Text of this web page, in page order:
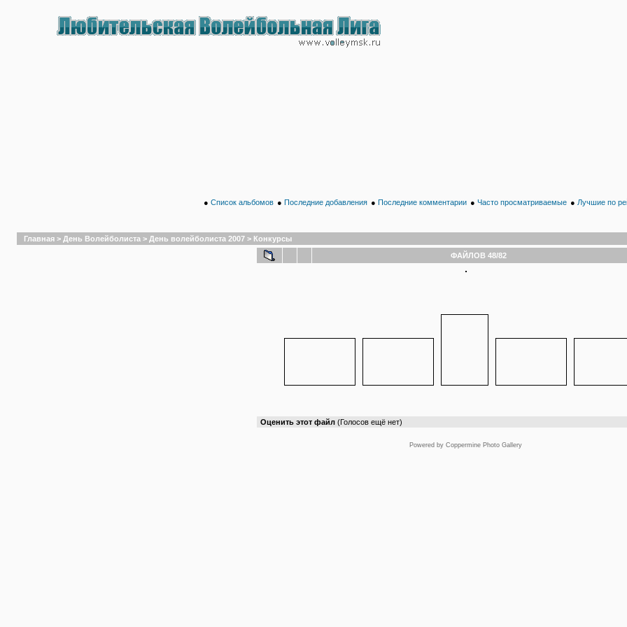
● Список альбомов ● Последние добавления ● Последние комментарии ● Часто просматриваемые ● Лучшие по
Главная > День Волейболиста > День волейболиста 2007 > Конкурсы
ФАЙЛОВ 48/82
Оценить этот файл (Голосов ещё нет)
Powered by Coppermine Photo Gallery